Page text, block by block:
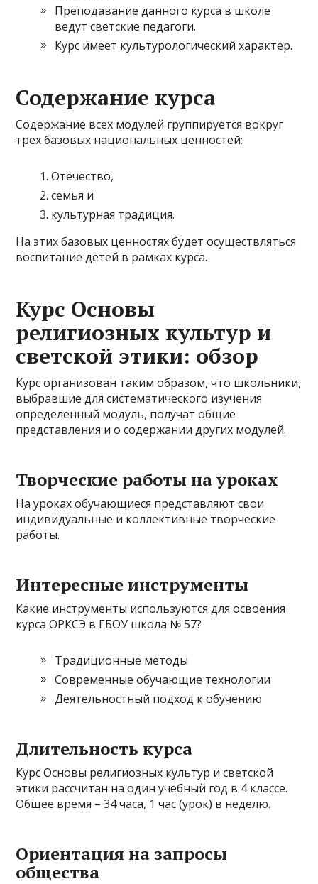
Преподавание данного курса в школе
ведут светские педагоги.
Курс имеет культурологический характер.
Содержание курса
Содержание всех модулей группируется вокруг
трех базовых национальных ценностей:
Отечество,
семья и
культурная традиция.
На этих базовых ценностях будет осуществляться
воспитание детей в рамках курса.
Курс Основы
религиозных культур и
светской этики: обзор
Курс организован таким образом, что школьники,
выбравшие для систематического изучения
определённый модуль, получат общие
представления и о содержании других модулей.
Творческие работы на уроках
На уроках обучающиеся представляют свои
индивидуальные и коллективные творческие
работы.
Интересные инструменты
Какие инструменты используются для освоения
курса ОРКСЭ в ГБОУ школа № 57?
Традиционные методы
Современные обучающие технологии
Деятельностный подход к обучению
Длительность курса
Курс Основы религиозных культур и светской
этики рассчитан на один учебный год в 4 классе.
Общее время – 34 часа, 1 час (урок) в неделю.
Ориентация на запросы
общества